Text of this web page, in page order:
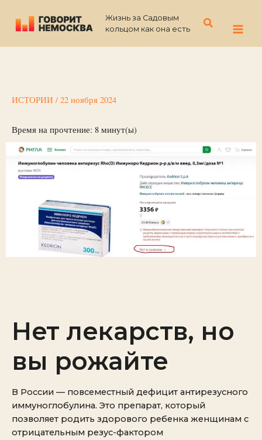
содержимому
Жизнь за Садовым
кольцом как она есть
Поиск
ИСТОРИИ / 22 ноября 2024
Время на прочтение: 8 минут(ы)
Нет лекарств, но
вы рожайте
В России — повсеместный дефицит антирезусного
иммуноглобулина. Это препарат, который
позволяет родить здорового ребенка женщинам с
отрицательным резус-фактором